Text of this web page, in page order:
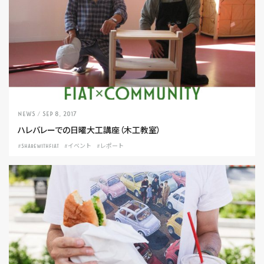
NEWS / Sep 8, 2017
ハレバレーでの日曜大工講座（木工教室）
#SHAREWITHFIAT #イベント #レポート